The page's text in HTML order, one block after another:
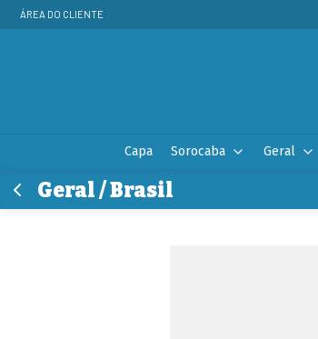
ÁREA DO CLIENTE
Capa Sorocaba Geral
Geral / Brasil